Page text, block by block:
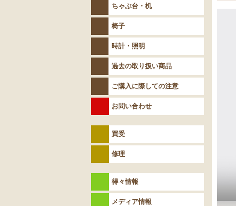
ちゃぶ台・机
椅子
時計・照明
過去の取り扱い商品
ご購入に際しての注意
お問い合わせ
買受
修理
得々情報
メディア情報